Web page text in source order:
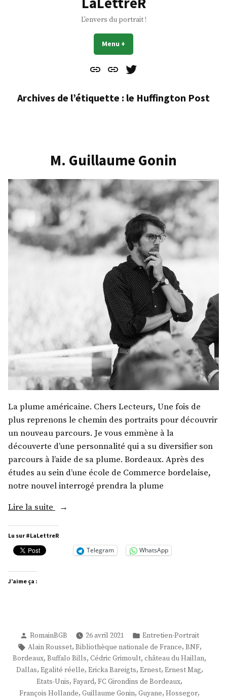
L'envers du portrait !
Menu +
Contact
À
Mes
Archives de l’étiquette : le Huffington Post
M. Guillaume Gonin
La plume américaine. Chers Lecteurs, Une fois de
plus reprenons le chemin des portraits pour découvrir
un nouveau parcours. Je vous emmène à la
découverte d’une personnalité qui a su diversifier son
parcours à l’aide de sa plume. Bordeaux. Après des
études au sein d’une école de Commerce bordelaise,
notre nouvel interrogé prendra la plume
Lire la suite « M.
Gonin »
Lu sur #LaLettreR
Telegram WhatsApp
J’aime ça :
Publié
par
RomainBGB 26 avril 2021
Publié
dans
Entretien-Portrait
Étiquettes :
Alain Rousset, Bibliothèque nationale de France, BNF,
Bordeaux, Buffalo Bills, Cédric Grimoult, château du Haillan,
Dallas, Egalité réelle, Ericka Bareigts, Ernest, Ernest Mag,
Etats-Unis, Fayard, FC Girondins de Bordeaux,
François Hollande, Guillaume Gonin, Guyane, Hossegor,